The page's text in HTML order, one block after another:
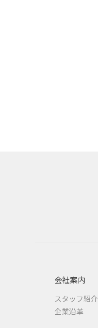
会社案内
スタッフ紹介
企業沿革